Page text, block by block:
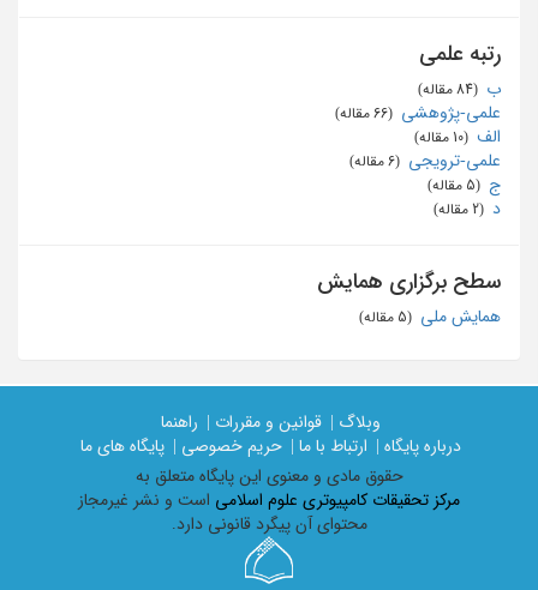
رتبه علمی
ب
علمی-پژوهشی
الف
علمی-ترویجی
ج
د
سطح برگزاری همایش
همایش ملی
وبلاگ | قوانین و مقررات |
راهنما
درباره پایگاه |
ارتباط با ما | حریم خصوصی |
پایگاه های ما
حقوق مادی و معنوی اين پايگاه متعلق به
مرکز تحقیقات کامپیوتری علوم اسلامی است و نشر غیرمجاز
محتوای آن پیگرد قانونی دارد.